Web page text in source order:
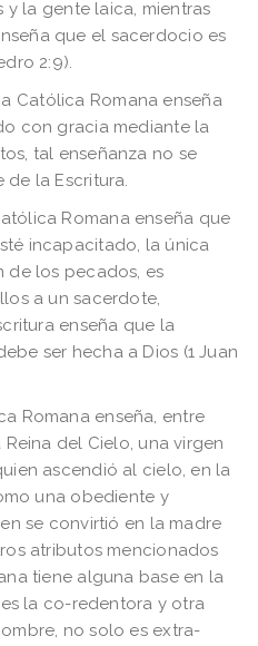
la gente laica, mientras
que el sacerdocio es
2:9).
Católica Romana enseña
con gracia mediante la
tal enseñanza no se
la Escritura.
Romana enseña que
incapacitado, la única
de los pecados, es
a un sacerdote,
enseña que la
ser hecha a Dios (1 Juan
Romana enseña, entre
del Cielo, una virgen
ascendió al cielo, en la
una obediente y
se convirtió en la madre
atributos mencionados
tiene alguna base en la
la co-redentora y otra
no solo es extra-